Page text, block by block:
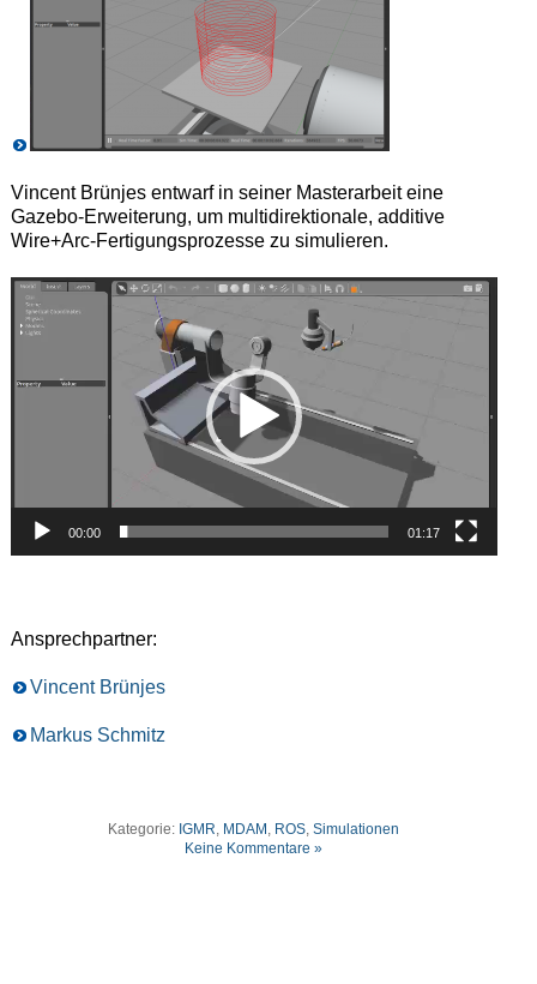
Vincent Brünjes entwarf in seiner Masterarbeit eine
Gazebo-Erweiterung, um multidirektionale, additive
Wire+Arc-Fertigungsprozesse zu simulieren.
Video-
Player
00:00 01:17
Ansprechpartner:
Vincent Brünjes
Markus Schmitz
Kategorie: IGMR, MDAM , ROS,Simulationen
Keine Kommentare »